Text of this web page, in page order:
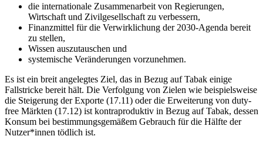
die internationale Zusammenarbeit von Regierungen,
Wirtschaft und Zivilgesellschaft zu verbessern,
Finanzmittel für die Verwirklichung der 2030-Agenda bereit
zu stellen,
Wissen auszutauschen und
systemische Veränderungen vorzunehmen.
Es ist ein breit angelegtes Ziel, das in Bezug auf Tabak einige
Fallstricke bereit hält. Die Verfolgung von Zielen wie beispielsweise
die Steigerung der Exporte (17.11) oder die Erweiterung von duty-
free Märkten (17.12) ist kontraproduktiv in Bezug auf Tabak, dessen
Konsum bei bestimmungsgemäßem Gebrauch für die Hälfte der
Nutzer*innen tödlich ist.